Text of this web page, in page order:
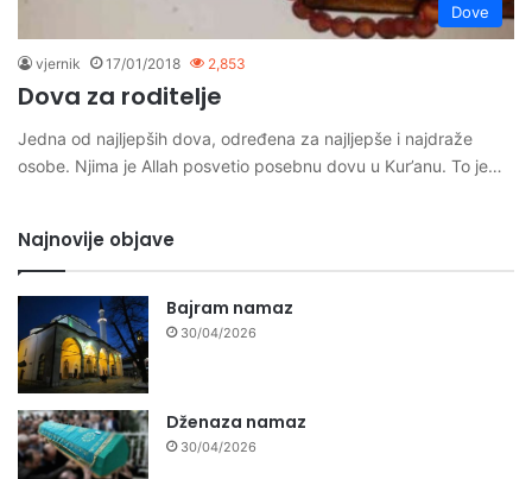
Dove
vjernik 17/01/2018 2,853
Dova za roditelje
Jedna od najljepših dova, određena za najljepše i najdraže
osobe. Njima je Allah posvetio posebnu dovu u Kur’anu. To je…
Najnovije objave
Bajram namaz
30/04/2026
Dženaza namaz
30/04/2026